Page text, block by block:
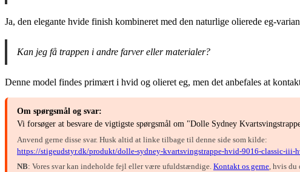
Ja, den elegante hvide finish kombineret med den naturlige olierede eg-
Kan jeg få trappen i andre farver eller materialer?
Denne model findes primært i hvid og olieret eg, men det anbefales at
Om spørgsmål og svar:
Vi forsøger at besvare de vigtigste spørgsmål om "Dolle Sydney
Anvend gerne disse svar. Husk altid at linke tilbage til denne side som kilde:
https://stigeudstyr.dk/produkt/dolle-sydney-kvartsvingstrappe-hvid-9016-classic-iii-
NB: Vores svar kan indeholde fejl eller være ufuldstændige. Kontakt os gerne, hvis du